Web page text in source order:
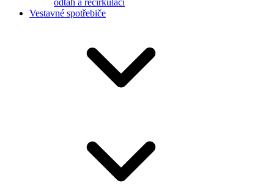
Vestavné spotřebiče